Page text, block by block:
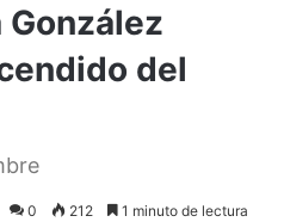
del
0 212 1 minuto de lectura